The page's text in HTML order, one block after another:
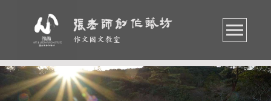
作文國文教室